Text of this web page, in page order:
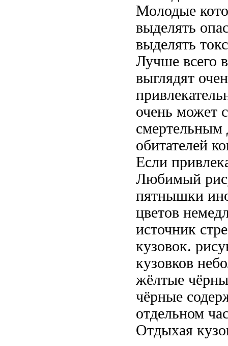
Молодые
выделять
выделять
Лучше всего
выглядят
очень может
обитателей
Если
Любимый
пятнышки
цветов
источник
кузовок.
кузовков
жёлтые
чёрные
отдельном
Отдыхая